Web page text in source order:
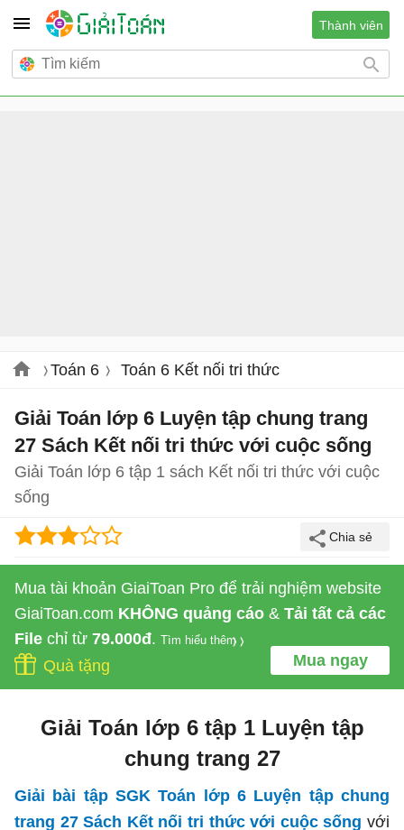
Thành viên
Toán 6 Toán 6 Kết nối tri thức
Giải Toán lớp 6 Luyện tập chung trang
27 Sách Kết nối tri thức với cuộc sống
Giải Toán lớp 6 tập 1 sách Kết nối tri thức với cuộc
sống
Mua tài khoản GiaiToan Pro để trải nghiệm website
GiaiToan.com KHÔNG quảng cáo & Tải tất cả các
File chỉ từ 79.000đ. Tìm hiểu thêm
Mua ngay
Quà tặng
Giải Toán lớp 6 tập 1 Luyện tập
chung trang 27
Giải bài tập SGK Toán lớp 6 Luyện tập chung
trang 27 Sách Kết nối tri thức với cuộc sống với